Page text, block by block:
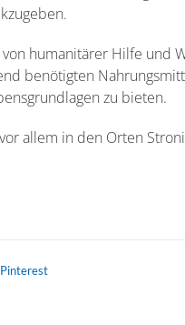
humanitärer Hilfe und
benötigten
zu bieten.
allem in den Orten
Pinterest